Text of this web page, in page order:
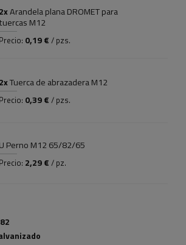
2xArandela plana DROMET para
tuercas M12
Precio: 0,19 € / pzs.
2xTuerca de abrazadera M12
Precio: 0,39 € / pzs.
U Perno M12 65/82/65
Precio: 2,29 € / pz.